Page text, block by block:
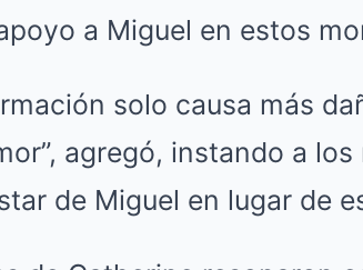
a Miguel en estos
solo causa más
agregó, instando a
de Miguel en lugar de